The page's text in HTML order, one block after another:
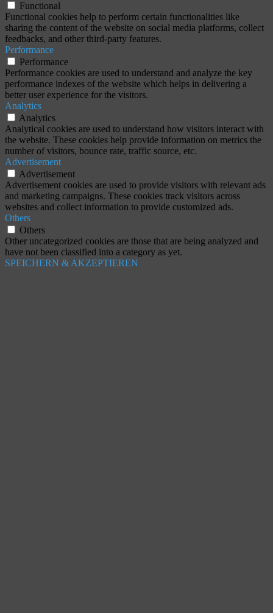
Functional
Functional cookies help to perform certain functionalities like
sharing the content of the website on social media platforms, collect
feedbacks, and other third-party features.
Performance
Performance
Performance cookies are used to understand and analyze the key
performance indexes of the website which helps in delivering a
better user experience for the visitors.
Analytics
Analytics
Analytical cookies are used to understand how visitors interact with
the website. These cookies help provide information on metrics the
number of visitors, bounce rate, traffic source, etc.
Advertisement
Advertisement
Advertisement cookies are used to provide visitors with relevant ads
and marketing campaigns. These cookies track visitors across
websites and collect information to provide customized ads.
Others
Others
Other uncategorized cookies are those that are being analyzed and
have not been classified into a category as yet.
SPEICHERN & AKZEPTIEREN